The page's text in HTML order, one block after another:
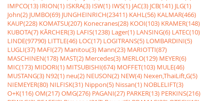
IMPCO(13) IRION(1) ISKRA(3) ISW(1) IWS(1) JAC(3) JCB(141) JLG(1)
John(2) JUMBO(69) JUNGHEINRICH(23411) KAHL(56) KALMAR(466)
KAUP(228) KOMATSU(207) Konecranes(28) KOOI(103) KRAMER(148)
KUBOTA(7) KÃRCHER(3) LAFIS(1238) Lager(1) LANSING(6) LATEC(10)
LINDE(97790) LITTLE(46) LOC(17) LOGITRANS(5) LOMBARDINI(5)
LUGLI(37) MAFI(27) Manitou(3) Mann(23) MARIOTTI(87)
MASCHINEN(178) MAST(2) Mercedes(3) MERLO(129) MEYER(6)
MIC(173) MIDORI(1) MITSUBISHI(674) MOFFET(103) MULE(46)
MUSTANG(3) N92(1) neu(2) NEUSON(2) NEW(4) Nexen,ThaiLift,G(5)
NIEMEYER(80) NILFISK(31) Nippon(5) Nissan(1) NOBLELIFT(3)
O+K(116)OM(217)OMG(276) PAGANI(27) PARKER(13) PERKINS(216)